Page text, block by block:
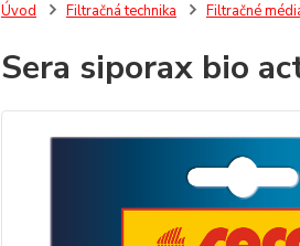
Úvod Filtračná technika Filtračné
Sera siporax bio